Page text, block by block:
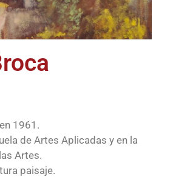
1961.
de Artes Aplicadas y en la
Artes.
paisaje.